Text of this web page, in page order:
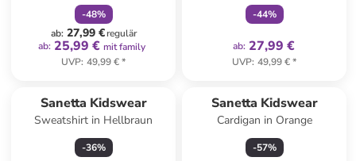
-48%
ab: 27,99 €regulär
ab: 25,99 € mit family
UVP: 49,99 €*
-44%
ab: 27,99 €
UVP: 49,99 €*
Sanetta Kidswear
Sweatshirt in Hellbraun
-36%
Sanetta Kidswear
Cardigan in Orange
-57%